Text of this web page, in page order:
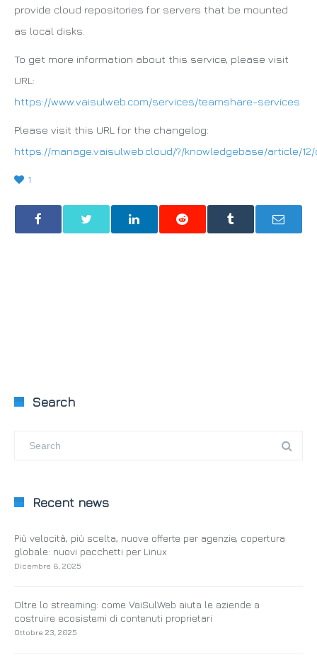
provide cloud repositories for servers that be mounted
as local disks.
To get more information about this service, please visit
URL:
https://www.vaisulweb.com/services/teamshare-services
Please visit this URL for the changelog:
https://manage.vaisulweb.cloud/?/knowledgebase/article/
1
Search
Recent news
Più velocità, più scelta, nuove offerte per agenzie, copertura
globale: nuovi pacchetti per Linux
Dicembre 8, 2025
Oltre lo streaming: come VaiSulWeb aiuta le aziende a
costruire ecosistemi di contenuti proprietari
Ottobre 23, 2025